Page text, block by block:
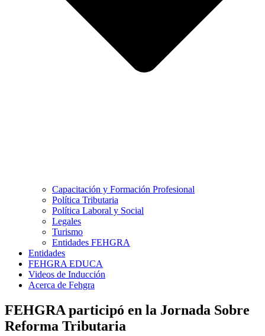
Capacitación y Formación Profesional
Política Tributaria
Política Laboral y Social
Legales
Turismo
Entidades FEHGRA
Entidades
FEHGRA EDUCA
Videos de Inducción
Acerca de Fehgra
FEHGRA participó en la Jornada Sobre
Reforma Tributaria